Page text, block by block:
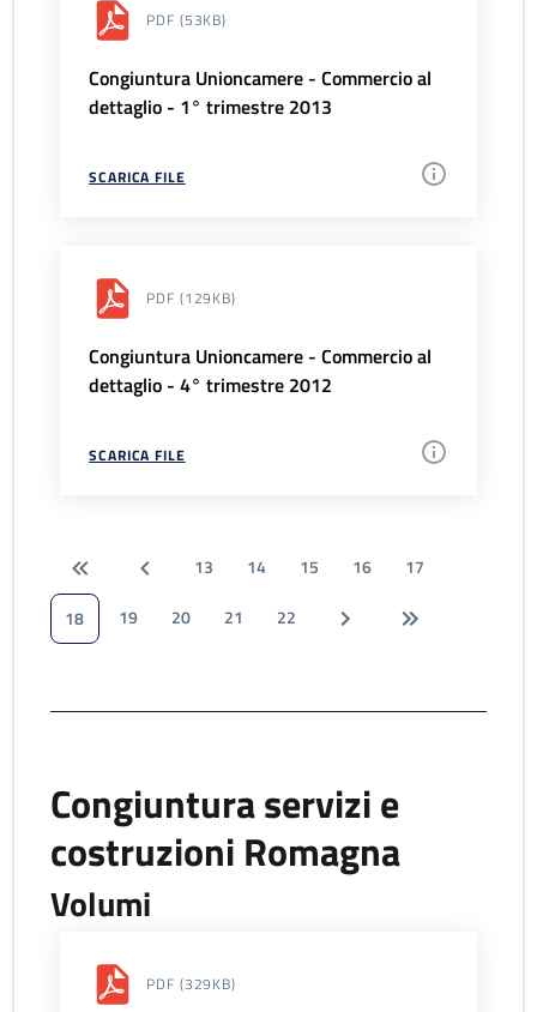
PDF (53KB)
Congiuntura Unioncamere - Commercio al
dettaglio - 1° trimestre 2013
SCARICA FILE
PDF (129KB)
Congiuntura Unioncamere - Commercio al
dettaglio - 4° trimestre 2012
SCARICA FILE
13 14 15 16
17
18
19 20 21 22
Congiuntura servizi e
costruzioni Romagna
Volumi
PDF (329KB)